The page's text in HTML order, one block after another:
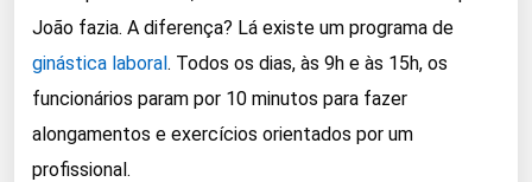
João fazia. A diferença? Lá existe um programa de
ginástica laboral. Todos os dias, às 9h e às 15h, os
funcionários param por 10 minutos para fazer
alongamentos e exercícios orientados por um
profissional.